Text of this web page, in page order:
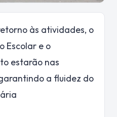
às atividades, o
Escolar e o
estarão nas
a fluidez do